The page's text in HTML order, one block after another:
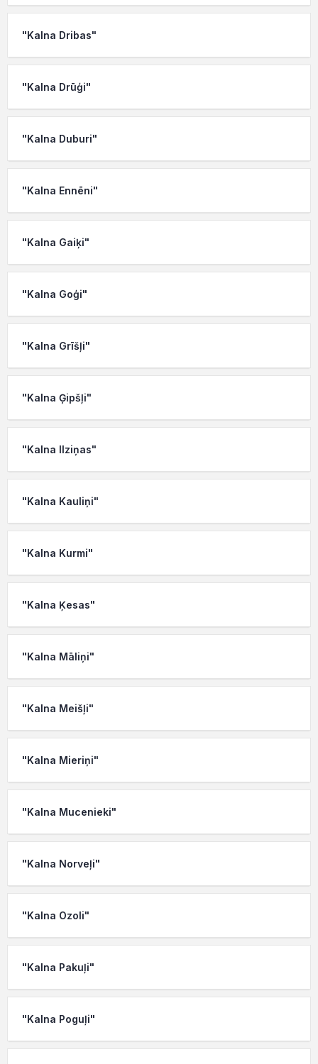
"Kalna Dribas"
"Kalna Drūģi"
"Kalna Duburi"
"Kalna Ennēni"
"Kalna Gaiķi"
"Kalna Goģi"
"Kalna Grīšļi"
"Kalna Ģipšļi"
"Kalna Ilziņas"
"Kalna Kauliņi"
"Kalna Kurmi"
"Kalna Ķesas"
"Kalna Māliņi"
"Kalna Meišļi"
"Kalna Mieriņi"
"Kalna Mucenieki"
"Kalna Norveļi"
"Kalna Ozoli"
"Kalna Pakuļi"
"Kalna Poguļi"